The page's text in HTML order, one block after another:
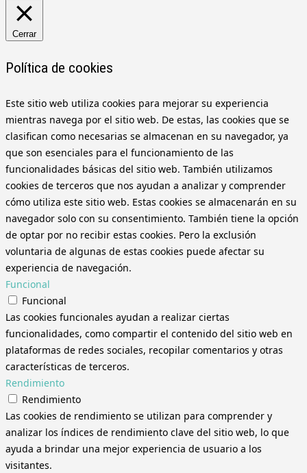
Cerrar
Política de cookies
Este sitio web utiliza cookies para mejorar su experiencia
mientras navega por el sitio web. De estas, las cookies que se
clasifican como necesarias se almacenan en su navegador, ya
que son esenciales para el funcionamiento de las
funcionalidades básicas del sitio web. También utilizamos
cookies de terceros que nos ayudan a analizar y comprender
cómo utiliza este sitio web. Estas cookies se almacenarán en su
navegador solo con su consentimiento. También tiene la opción
de optar por no recibir estas cookies. Pero la exclusión
voluntaria de algunas de estas cookies puede afectar su
experiencia de navegación.
Funcional
Funcional
Las cookies funcionales ayudan a realizar ciertas
funcionalidades, como compartir el contenido del sitio web en
plataformas de redes sociales, recopilar comentarios y otras
características de terceros.
Rendimiento
Rendimiento
Las cookies de rendimiento se utilizan para comprender y
analizar los índices de rendimiento clave del sitio web, lo que
ayuda a brindar una mejor experiencia de usuario a los
visitantes.